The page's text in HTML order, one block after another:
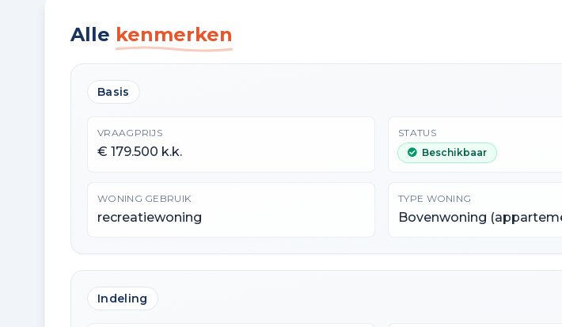
Alle kenmerken
Basis
VRAAGPRIJS
€ 179.500 k.k.
STATUS
Beschikbaar
WONING GEBRUIK
recreatiewoning
TYPE WONING
Bovenwoning
Indeling